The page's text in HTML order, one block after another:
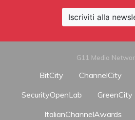
Iscriviti alla
G11 Media
BitCity ChannelCity
SecurityOpenLab
GreenCity
ItalianChannelAwards